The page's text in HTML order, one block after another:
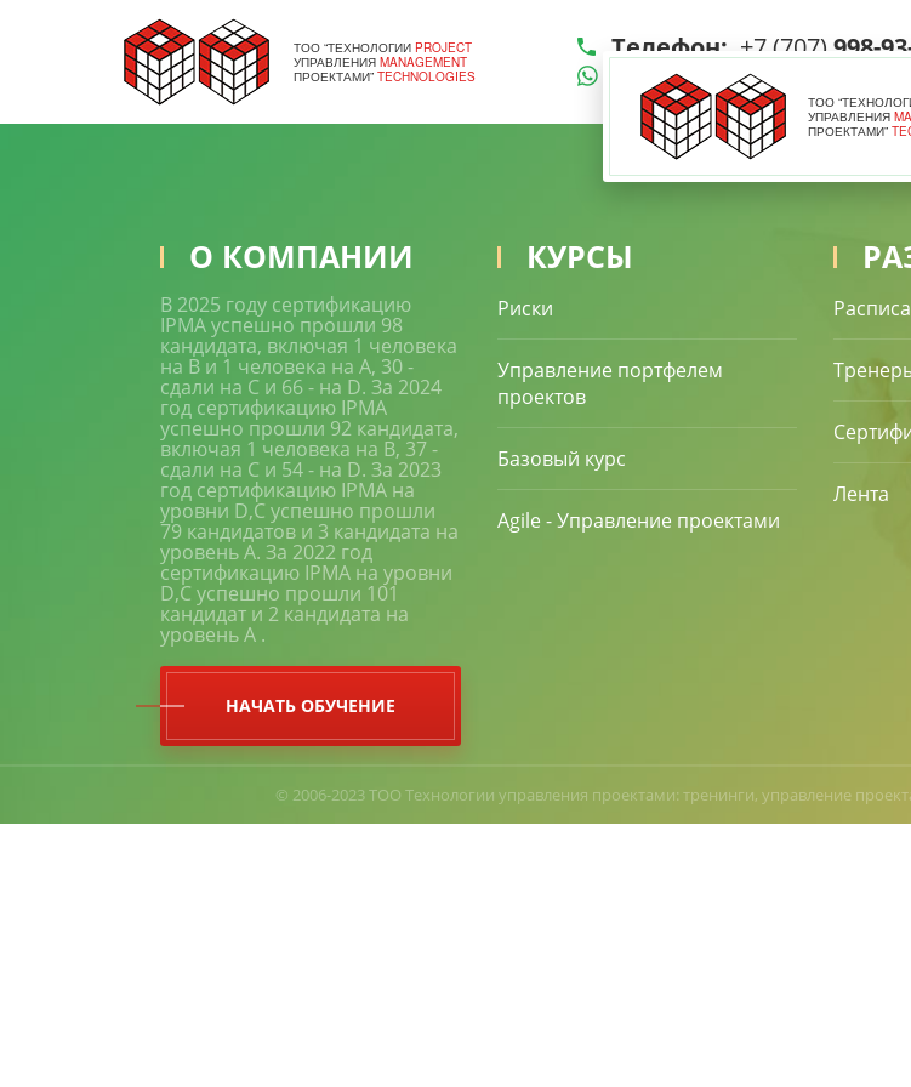
ТОО “ТЕХНОЛОГИИ PROJECT
УПРАВЛЕНИЯ MANAGEMENT
ПРОЕКТАМИ” TECHNOLOGIES
Телефон: +7 (707)998-
WhatsApp|
ТРЕНЕРЫ ОТЗЫВЫ
ТОО
УПРАВЛЕНИЯ
ПРОЕКТАМИ”
О КОМПАНИИ
В 2025 году сертификацию
IPMA успешно прошли 98
кандидата, включая 1 человека
на В и 1 человека на A, 30 -
сдали на С и 66 - на D. За 2024
год сертификацию IPMA
успешно прошли 92 кандидата,
включая 1 человека на В, 37 -
сдали на С и 54 - на D. За 2023
год сертификацию IPMA на
уровни D,C успешно прошли
79 кандидатов и 3 кандидата на
уровень A. За 2022 год
сертификацию IPMA на уровни
D,C успешно прошли 101
кандидат и 2 кандидата на
уровень A .
НАЧАТЬ ОБУЧЕНИЕ
КУРСЫ
Риски
Управление портфелем
проектов
Базовый курс
Agile - Управление проектами
Лента
© 2006-2023 ТОО Технологии управления проектами: тренинги, управление